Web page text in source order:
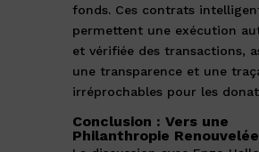
fonds. Ces contrats
permettent une exécution
et vérifiée des transactions,
une transparence et une
irréprochables pour les
Conclusion : Vers une
Philanthropie Renouvelée